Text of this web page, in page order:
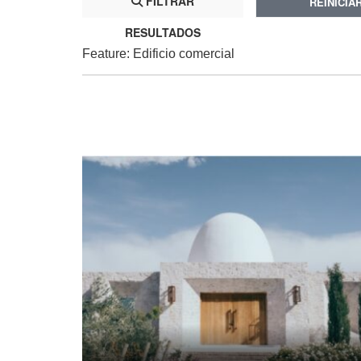
RESULTADOS
Feature: Edificio comercial